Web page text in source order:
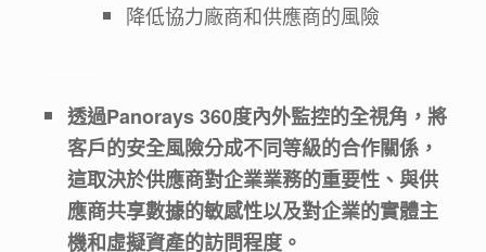
降低協力廠商和供應商的風險
透過Panorays 360度內外監控的全視角，將
客戶的安全風險分成不同等級的合作關係，
這取決於供應商對企業業務的重要性、與供
應商共享數據的敏感性以及對企業的實體主
機和虛擬資產的訪問程度。